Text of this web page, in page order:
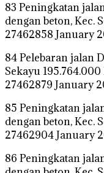
83 Peningkatan
dengan beton, Kec.
27462858 January
84 Pelebaran jalan
Sekayu
27462879 January
85 Peningkatan
dengan beton, Kec.
27462904 January
86 Peningkatan